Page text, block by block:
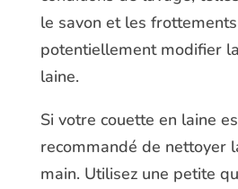
le savon et les
potentiellement modifier
laine.
Si votre couette en laine
recommandé de nettoyer
main. Utilisez une petite